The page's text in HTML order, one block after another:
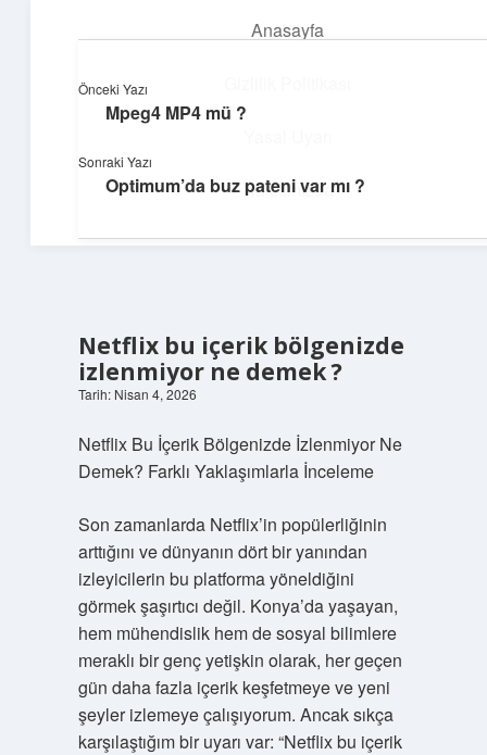
Anasayfa
Hakkımızda
Günlük Hatırlatmalar
Keyifli vakit için kısa ve eğlenceli içerikler.
Netflix bu içerik bölgenizde
izlenmiyor ne demek ?
Tarih: Nisan 4, 2026
Netflix Bu İçerik Bölgenizde İzlenmiyor Ne
Demek? Farklı Yaklaşımlarla İnceleme
Son zamanlarda Netflix’in popülerliğinin
arttığını ve dünyanın dört bir yanından
izleyicilerin bu platforma yöneldiğini
görmek şaşırtıcı değil. Konya’da yaşayan,
hem mühendislik hem de sosyal bilimlere
meraklı bir genç yetişkin olarak, her geçen
gün daha fazla içerik keşfetmeye ve yeni
şeyler izlemeye çalışıyorum. Ancak sıkça
karşılaştığım bir uyarı var: “Netflix bu içerik
Önceki Yazı
Mpeg4 MP4 mü ?
Sonraki Yazı
Optimum’da buz pateni var mı ?